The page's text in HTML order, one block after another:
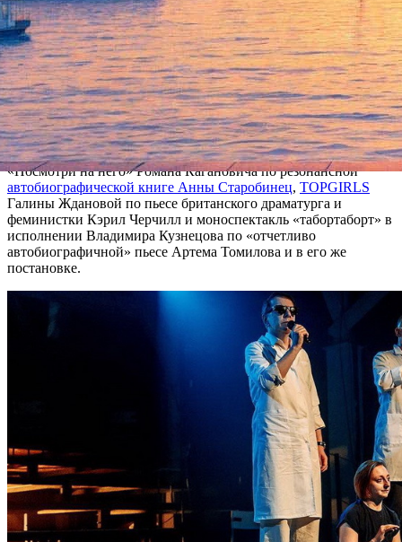
Экспертный совет театральной премии для молодых
«Прорыв» объявил номинантов на 2020 год. Отобрано 26
проектов из 17 театров Петербурга, все эти спектакли созданы
в сезоне 2018-2019. Лидер этого года – Театр юного зрителя
им. А. А. Брянцева с девятью номинациями за спектакли
«Близкие друзья» Елизаветы Бондарь, «Обрыв» Анатолия
Ледуховского и «Алые паруса» Сусанны Цирюк. Второй по
количеству номинаций – четыре – проект «Квартира» за
четырехчасовой спектакль«Исследование ужаса»Бориса
Павловича. Среди других претендентов на премию:
«Посмотри на него» Романа Кагановича по резонансной
автобиографической книге Анны Старобинец, TOPGIRLS
Галины Ждановой по пьесе британского драматурга и
феминистки Кэрил Черчилл и моноспектакль «табортаборт» в
исполнении Владимира Кузнецова по «отчетливо
автобиографичной» пьесе Артема Томилова и в его же
постановке.